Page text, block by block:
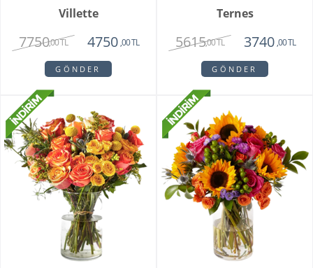
Villette
7750,00 TL 4750,00 TL
GÖNDER
Ternes
5615,00 TL 3740,00 TL
GÖNDER